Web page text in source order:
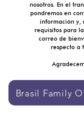
nosotros. En el
pondremos en
información y,
requisitos para
correo de
respecto a
Brasil Family